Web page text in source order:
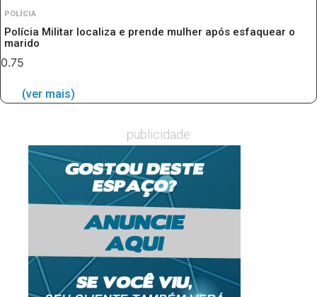
POLÍCIA
Polícia Militar localiza e prende mulher após esfaquear o
marido
(ver mais)
publicidade